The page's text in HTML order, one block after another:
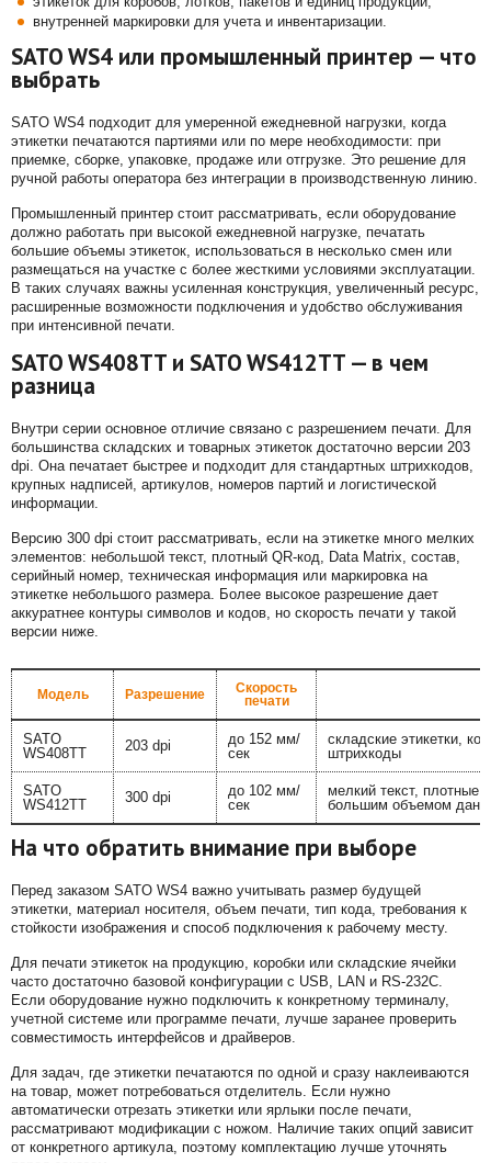
внутренней маркировки для учета и инвентаризации.
SATO WS4 или промышленный принтер — что
выбрать
SATO WS4 подходит для умеренной ежедневной нагрузки, когда
этикетки печатаются партиями или по мере необходимости: при
приемке, сборке, упаковке, продаже или отгрузке. Это решение для
ручной работы оператора без интеграции в производственную линию.
Промышленный принтер стоит рассматривать, если оборудование
должно работать при высокой ежедневной нагрузке, печатать
большие объемы этикеток, использоваться в несколько смен или
размещаться на участке с более жесткими условиями эксплуатации.
В таких случаях важны усиленная конструкция, увеличенный ресурс,
расширенные возможности подключения и удобство обслуживания
при интенсивной печати.
SATO WS408TT и SATO WS412TT — в чем
разница
Внутри серии основное отличие связано с разрешением печати. Для
большинства складских и товарных этикеток достаточно версии 203
dpi. Она печатает быстрее и подходит для стандартных штрихкодов,
крупных надписей, артикулов, номеров партий и логистической
информации.
Версию 300 dpi стоит рассматривать, если на этикетке много мелких
элементов: небольшой текст, плотный QR-код, Data Matrix, состав,
серийный номер, техническая информация или маркировка на
этикетке небольшого размера. Более высокое разрешение дает
аккуратнее контуры символов и кодов, но скорость печати у такой
версии ниже.
Модель Разрешение
Скорость
печати
SATO
WS408TT
203 dpi
до 152 мм/
сек
складские этикетки,
штрихкоды
SATO
WS412TT
300 dpi
до 102 мм/
сек
мелкий текст, плотные
большим объемом
На что обратить внимание при выборе
Перед заказом SATO WS4 важно учитывать размер будущей
этикетки, материал носителя, объем печати, тип кода, требования к
стойкости изображения и способ подключения к рабочему месту.
Для печати этикеток на продукцию, коробки или складские ячейки
часто достаточно базовой конфигурации с USB, LAN и RS-232C.
Если оборудование нужно подключить к конкретному терминалу,
учетной системе или программе печати, лучше заранее проверить
совместимость интерфейсов и драйверов.
Для задач, где этикетки печатаются по одной и сразу наклеиваются
на товар, может потребоваться отделитель. Если нужно
автоматически отрезать этикетки или ярлыки после печати,
рассматривают модификации с ножом. Наличие таких опций зависит
от конкретного артикула, поэтому комплектацию лучше уточнять